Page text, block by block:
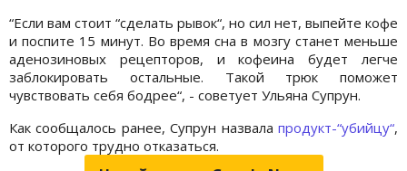
“Если вам стоит “сделать рывок“, но сил нет, выпейте кофе
и поспите 15 минут. Во время сна в мозгу станет меньше
аденозиновых рецепторов, и кофеина будет легче
заблокировать остальные. Такой трюк поможет
чувствовать себя бодрее“, - советует Ульяна Супрун.
Как сообщалось ранее, Супрун назвала продукт-“убийцу“,
от которого трудно отказаться.